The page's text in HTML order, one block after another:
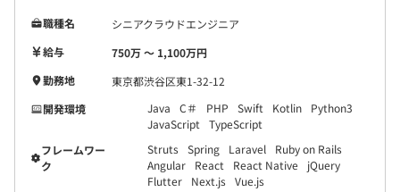
職種名
シニアクラウドエンジニア
給与
750万 〜 1,100万円
勤務地
東京都渋谷区東1-32-12
開発環境
Java C＃ PHP Swift Kotlin
Python3
JavaScript
TypeScript
フレームワー
ク
Struts Spring Laravel
Ruby on Rails
Angular
React React Native
jQuery
Flutter
Next.js Vue.js